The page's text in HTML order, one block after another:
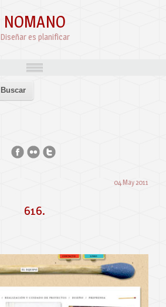
NOMANO
Diseñar es planificar
04 May 2011
616.